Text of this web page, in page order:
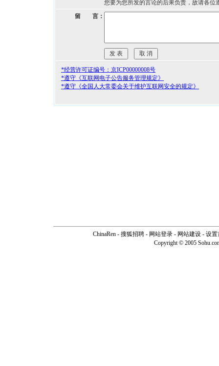
您要为您所发的言论的后果负责，故请各位
留 言：
*经营许可证编号：京ICP00000008号
*遵守《互联网电子公告服务管理规定》
*遵守《全国人大常委会关于维护互联网安全的规定》
ChinaRen - 搜狐招聘 - 网站登录 - 网站建设 - 设置
Copyright © 2005